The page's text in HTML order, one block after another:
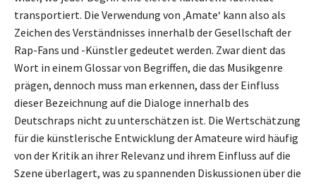
transportiert. Die Verwendung von ‚Amate‘ kann also als
Zeichen des Verständnisses innerhalb der Gesellschaft der
Rap-Fans und -Künstler gedeutet werden. Zwar dient das
Wort in einem Glossar von Begriffen, die das Musikgenre
prägen, dennoch muss man erkennen, dass der Einfluss
dieser Bezeichnung auf die Dialoge innerhalb des
Deutschraps nicht zu unterschätzen ist. Die Wertschätzung
für die künstlerische Entwicklung der Amateure wird häufig
von der Kritik an ihrer Relevanz und ihrem Einfluss auf die
Szene überlagert, was zu spannenden Diskussionen über die